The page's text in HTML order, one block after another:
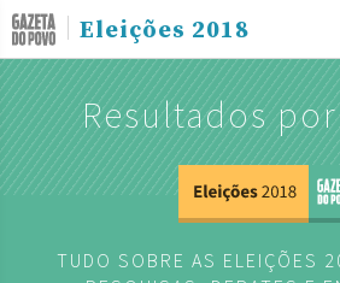
Eleições 2018
Resultados
TUDO SOBRE AS ELEIÇÕES